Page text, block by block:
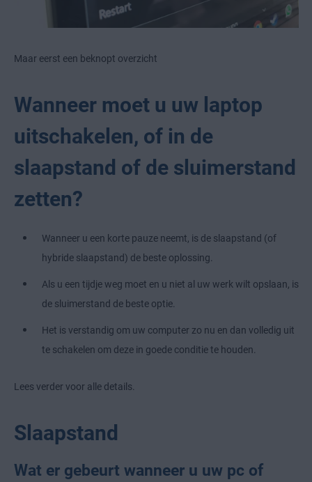
Maar eerst een beknopt overzicht
Wanneer moet u uw laptop
uitschakelen, of in de
slaapstand of de sluimerstand
zetten?
Wanneer u een korte pauze neemt, is de slaapstand (of
hybride slaapstand) de beste oplossing.
Als u een tijdje weg moet en u niet al uw werk wilt opslaan, is
de sluimerstand de beste optie.
Het is verstandig om uw computer zo nu en dan volledig uit
te schakelen om deze in goede conditie te houden.
Lees verder voor alle details.
Slaapstand
Wat er gebeurt wanneer u uw pc of